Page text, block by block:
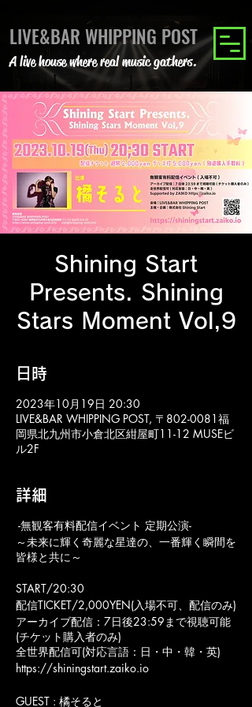
LIVE&BAR WHIPPING POST
A live house where real music gathers.
Shining Start
Presents. Shining
Stars Moment Vol,9
日時
2023年10月19日 20:30
LIVE&BAR WHIPPING POST, 〒802-0081福
岡県北九州市小倉北区紺屋町11-12 MUSEビ
ル2F
詳細
-無観客有料配信イベント 定期公演-
～未来に輝く奇麗な星達の、一番輝く瞬間を
皆様と共に～
START/20:30
配信TICKET/2,000YEN(入場不可、配信のみ)
アーカイブ配信：7日後23:59まで視聴可能
(チケット購入者のみ)
全世界配信可(対応言語：日・中・韓・英)
https://shiningstart.zaiko.io
GUEST : 橘そると